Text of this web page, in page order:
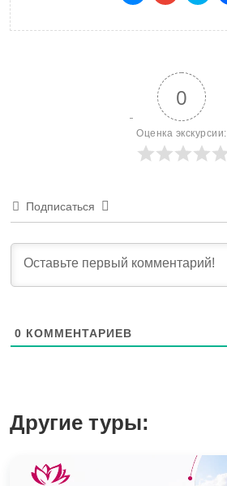
0
Оценка экскурсии:
Подписаться
0 КОММЕНТАРИЕВ
Другие туры: